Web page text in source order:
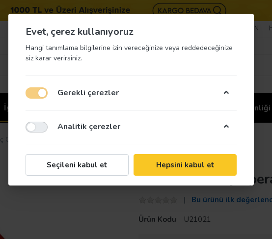
BIZE ULAŞIN
İş Güvenliği Etiketleri İş Güvenliği Ekipmanları İş
Operatörü Baret Etiketi 3 Cm Çap
Taroks
Sertifikalı Vinç
Bu ürünü ilk
Ürün Kodu
U21021
Evet, çerez kullanıyoruz
Hangi tanımlama bilgilerine izin vereceğinize veya reddedeceğinize
siz karar verirsiniz.
Gerekli çerezler
Analitik çerezler
Seçileni kabul et Hepsini kabul et